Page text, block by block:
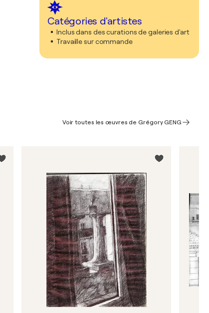
Catégories d'artistes
Inclus dans des curations de galeries d'art
Travaille sur commande
Voir toutes les œuvres de Grégory GENG